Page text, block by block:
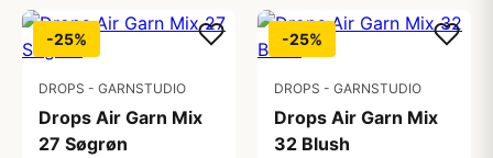
-25%
DROPS - GARNSTUDIO
Drops Air Garn Mix
27 Søgrøn
-25%
DROPS - GARNSTUDIO
Drops Air Garn Mix
32 Blush